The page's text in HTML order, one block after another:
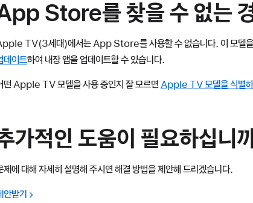
Store를 찾을 수 없는
TV(3세대)에서는 App Store를 사용할 수 없습니다. 이 모델을
데이트하여 내장 앱을 업데이트할 수 있습니다.
떤 Apple TV 모델을 사용 중인지 잘 모르면 Apple TV 모델을 식별하
가적인 도움이 필요하십니
제에 대해 자세히 설명해 주시면 해결 방법을 제안해 드리겠습니다.
안받기